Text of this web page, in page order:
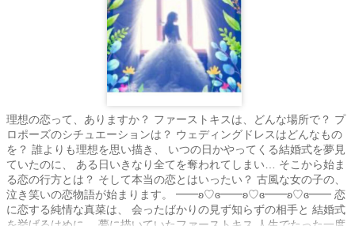
理想の恋って、ありますか？ ファーストキスは、どんな場所で？ プ
ロポーズのシチュエーションは？ ウェディングドレスはどんなもの
を？ 誰よりも理想を思い描き、 いつの日かやってくる結婚式を夢見
ていたのに、 ある日いきなり全てを奪われてしまい… そこから始ま
る恋の行方とは？ そして本当の恋とはいったい？ 古風な女の子の、
泣き笑いの恋物語が始まります。 ━━ʚ♡ɞ━━ʚ♡ɞ━━ʚ♡ɞ━━ 恋
に恋する純情な真菜は、 会ったばかりの見ず知らずの相手と 結婚式